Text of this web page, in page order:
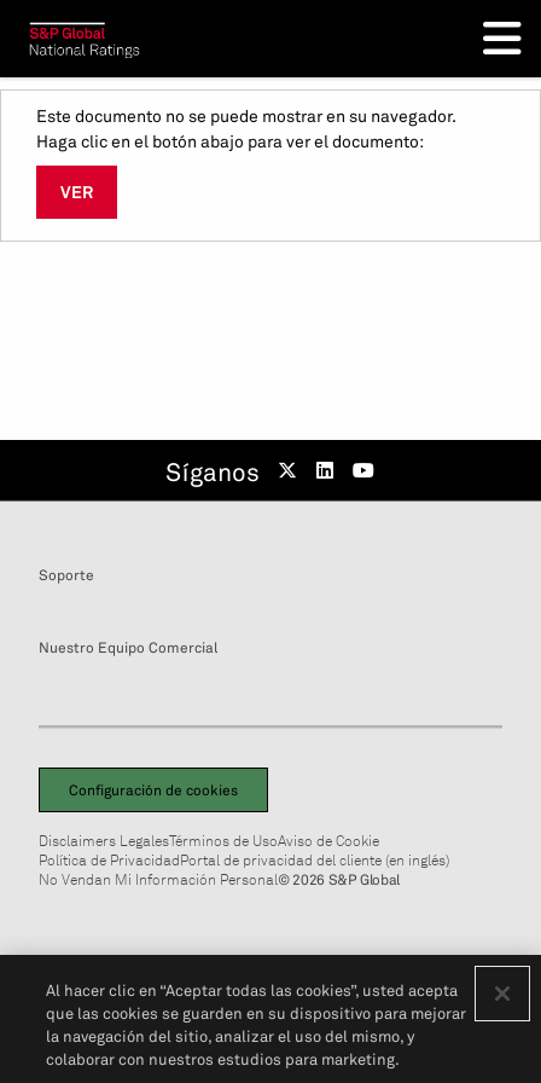
Este documento no se puede mostrar en su navegador.
Haga clic en el botón abajo para ver el documento:
VER
Síganos
Soporte
Nuestro Equipo Comercial
Configuración de cookies
Disclaimers LegalesTérminos de UsoAviso de Cookie
Política de PrivacidadPortal de privacidad del cliente (en inglés)
No Vendan Mi Información Personal© 2026 S&P Global
Al hacer clic en “Aceptar todas las cookies”, usted acepta
que las cookies se guarden en su dispositivo para mejorar
la navegación del sitio, analizar el uso del mismo, y
colaborar con nuestros estudios para marketing.